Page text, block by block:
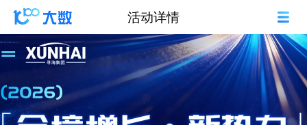
活动详情